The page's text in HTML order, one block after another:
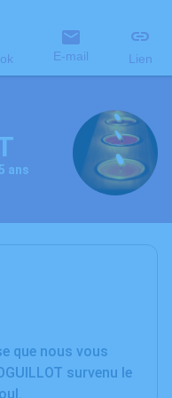
E-mail Lien
ans
que nous vous
survenu le